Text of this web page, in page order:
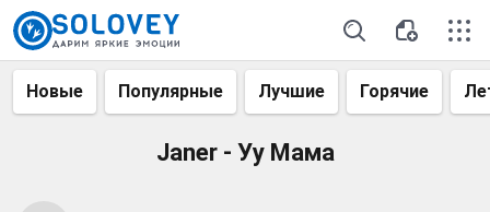
Новые Популярные Лучшие Горячие
Janer - Уу Мама